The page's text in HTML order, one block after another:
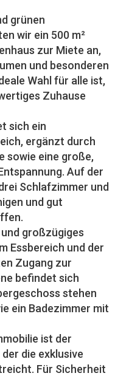
grünen
wir ein 500 m²
zur Miete an,
und besonderen
Wahl für alle ist,
Zuhause
sich ein
ergänzt durch
sowie eine große,
Auf der
Schlafzimmer und
und gut
großzügiges
Essbereich und der
Zugang zur
befindet sich
stehen
ein Badezimmer mit
ist der
die exklusive
Für Sicherheit